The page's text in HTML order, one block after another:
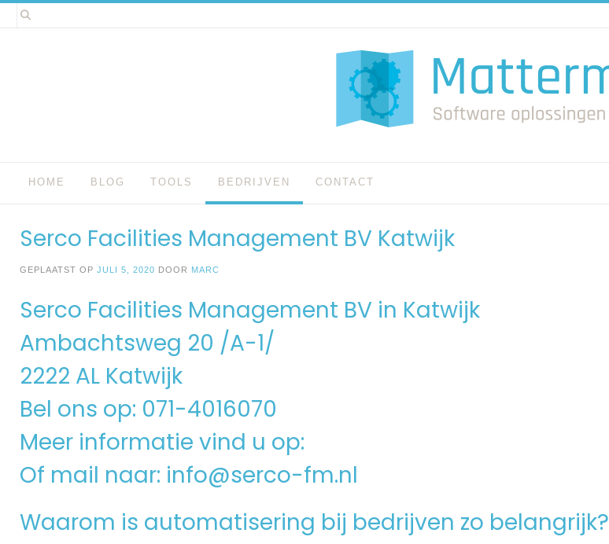
Spring
naar
HOME BLOG TOOLS BEDRIJVEN CONTACT
Serco Facilities Management BV Katwijk
GEPLAATST OP JULI 5, 2020 DOOR MARC
Serco Facilities Management BV in Katwijk
Ambachtsweg 20 /A-1/
2222 AL Katwijk
Bel ons op: 071-4016070
Meer informatie vind u op:
Of mail naar: info@serco-fm.nl
Waarom is automatisering bij bedrijven zo belangrijk?